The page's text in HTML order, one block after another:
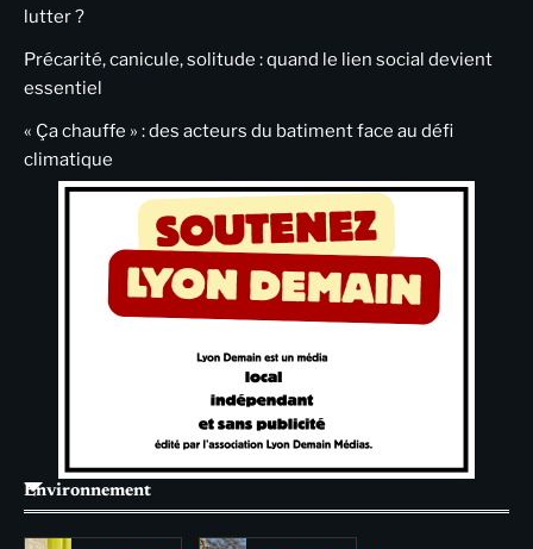
lutter ?
Précarité, canicule, solitude : quand le lien social devient
essentiel
« Ça chauffe » : des acteurs du batiment face au défi
climatique
Environnement